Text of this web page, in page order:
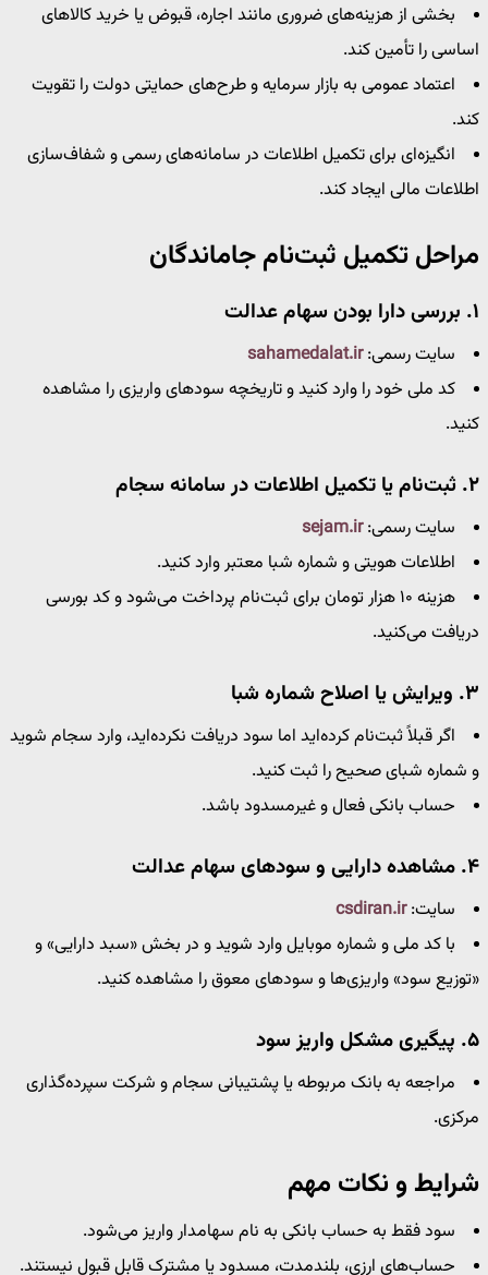
بخشی از هزینه‌های ضروری مانند اجاره، قبوض یا خرید کالاهای
اساسی را تأمین کند.
اعتماد عمومی به بازار سرمایه و طرح‌های حمایتی دولت را تقویت
کند.
انگیزه‌ای برای تکمیل اطلاعات در سامانه‌های رسمی و شفاف‌سازی
اطلاعات مالی ایجاد کند.
مراحل تکمیل ثبت‌نام جاماندگان
۱. بررسی دارا بودن سهام عدالت
سایت رسمی:sahamedalat.ir
کد ملی خود را وارد کنید و تاریخچه سودهای واریزی را مشاهده
کنید.
۲. ثبت‌نام یا تکمیل اطلاعات در سامانه سجام
سایت رسمی:sejam.ir
اطلاعات هویتی و شماره شبا معتبر وارد کنید.
هزینه ۱۰ هزار تومان برای ثبت‌نام پرداخت می‌شود و کد بورسی
دریافت می‌کنید.
۳. ویرایش یا اصلاح شماره شبا
اگر قبلاً ثبت‌نام کرده‌اید اما سود دریافت نکرده‌اید، وارد سجام شوید
و شماره شبای صحیح را ثبت کنید.
حساب بانکی فعال و غیرمسدود باشد.
۴. مشاهده دارایی و سودهای سهام عدالت
سایت:csdiran.ir
با کد ملی و شماره موبایل وارد شوید و در بخش «سبد دارایی» و
«توزیع سود» واریزی‌ها و سودهای معوق را مشاهده کنید.
۵. پیگیری مشکل واریز سود
مراجعه به بانک مربوطه یا پشتیبانی سجام و شرکت سپرده‌گذاری
مرکزی.
شرایط و نکات مهم
سود فقط به حساب بانکی به نام سهامدار واریز می‌شود.
حساب‌های ارزی، بلندمدت، مسدود یا مشترک قابل قبول نیستند.